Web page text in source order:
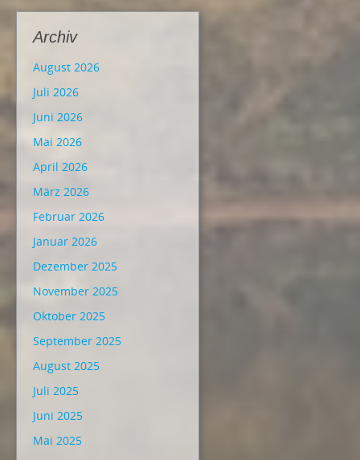
Archiv
August 2026
Juli 2026
Juni 2026
Mai 2026
April 2026
März 2026
Februar 2026
Januar 2026
Dezember 2025
November 2025
Oktober 2025
September 2025
August 2025
Juli 2025
Juni 2025
Mai 2025